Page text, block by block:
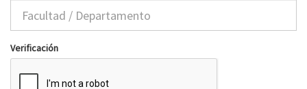
Verificación